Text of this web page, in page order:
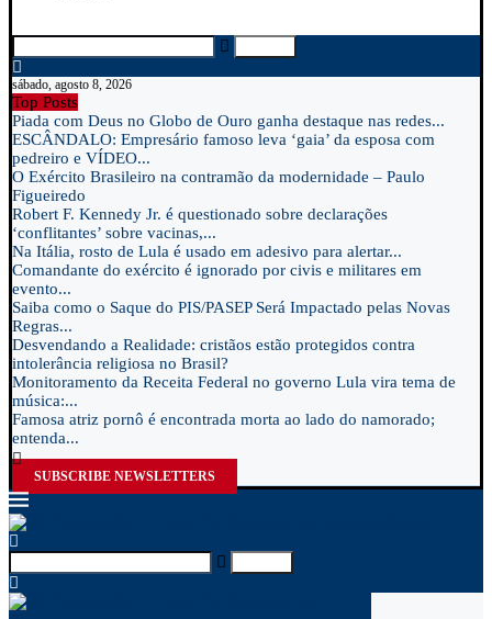
sábado, agosto 8, 2026
Top Posts
Piada com Deus no Globo de Ouro ganha destaque nas redes...
ESCÂNDALO: Empresário famoso leva ‘gaia’ da esposa com
pedreiro e VÍDEO...
O Exército Brasileiro na contramão da modernidade – Paulo
Figueiredo
Robert F. Kennedy Jr. é questionado sobre declarações
‘conflitantes’ sobre vacinas,...
Na Itália, rosto de Lula é usado em adesivo para alertar...
Comandante do exército é ignorado por civis e militares em
evento...
Saiba como o Saque do PIS/PASEP Será Impactado pelas Novas
Regras...
Desvendando a Realidade: cristãos estão protegidos contra
intolerância religiosa no Brasil?
Monitoramento da Receita Federal no governo Lula vira tema de
música:...
Famosa atriz pornô é encontrada morta ao lado do namorado;
entenda...
SUBSCRIBE NEWSLETTERS